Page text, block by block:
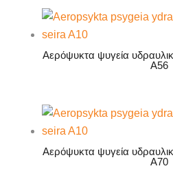
Αερόψυκτα ψυγεία
A56
Αερόψυκτα ψυγεία
A70